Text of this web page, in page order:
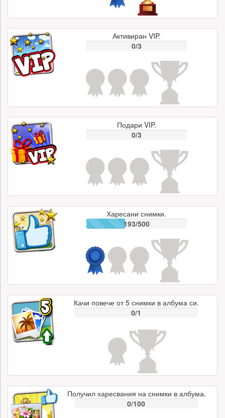
Активиран VIP.
0/3
Подари VIP.
0/3
Харесани снимки.
193/500
Качи повече от 5 снимки в албума си.
0/1
Получил харесвания на снимки в албума.
0/100